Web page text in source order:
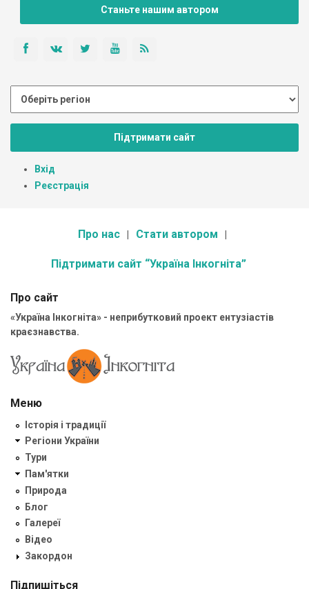
Станьте нашим автором
Підтримати сайт
Вхід
Реєстрація
Про нас Стати автором
Підтримати сайт “Україна Інкогніта”
Про сайт
«Україна Інкогніта» - неприбутковий проект ентузіастів
краєзнавства.
Меню
Історія і традиції
Регіони України
Тури
Пам'ятки
Природа
Блог
Галереї
Відео
Закордон
Підпишіться